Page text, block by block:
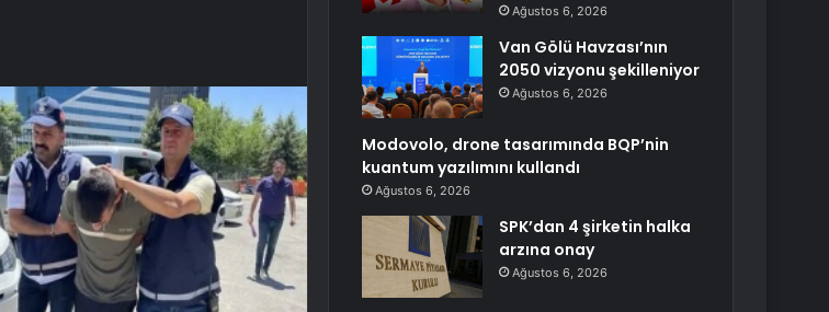
Ağustos 6, 2026
Van Gölü Havzası’nın
2050 vizyonu şekilleniyor
Ağustos 6, 2026
Modovolo, drone tasarımında BQP’nin
kuantum yazılımını kullandı
Ağustos 6, 2026
SPK’dan 4 şirketin halka
arzına onay
Ağustos 6, 2026